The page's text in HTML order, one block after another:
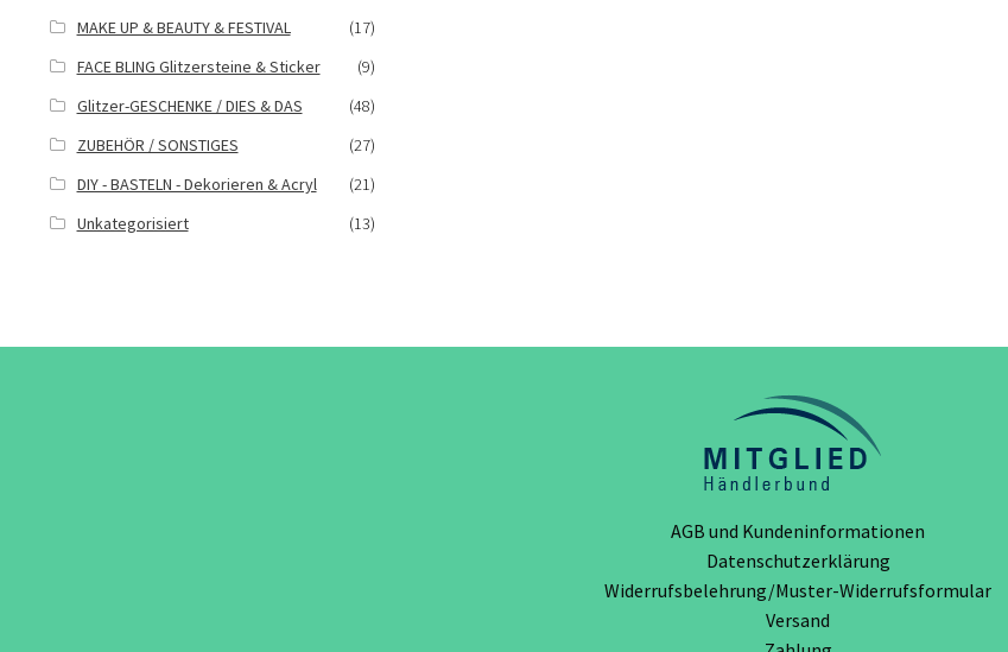
MAKE UP & BEAUTY & FESTIVAL
(17)
FACE BLING Glitzersteine & Sticker
(9)
Glitzer-GESCHENKE / DIES & DAS
(48)
ZUBEHÖR / SONSTIGES
(27)
DIY - BASTELN - Dekorieren & Acryl
(21)
Unkategorisiert
(13)
AGB und Kundeninformationen
Datenschutzerklärung
Widerrufsbelehrung/Muster-Widerrufsformular
Versand